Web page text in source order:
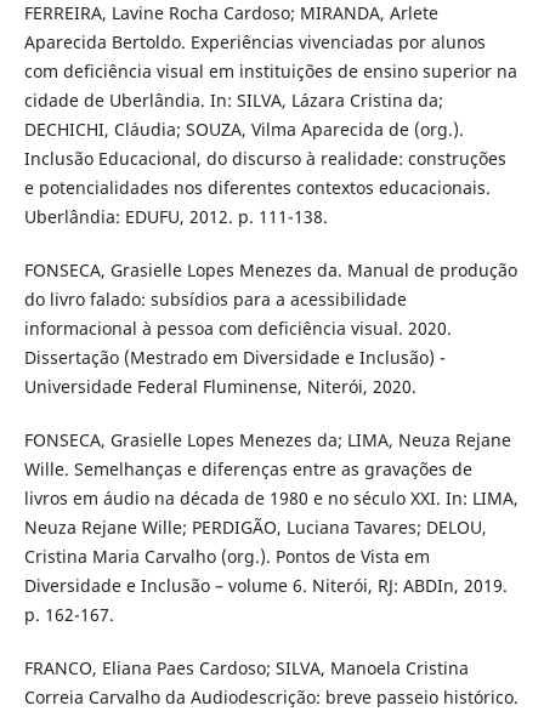
FERREIRA, Lavine Rocha Cardoso; MIRANDA, Arlete
Aparecida Bertoldo. Experiências vivenciadas por alunos
com deficiência visual em instituições de ensino superior na
cidade de Uberlândia. In: SILVA, Lázara Cristina da;
DECHICHI, Cláudia; SOUZA, Vilma Aparecida de (org.).
Inclusão Educacional, do discurso à realidade: construções
e potencialidades nos diferentes contextos educacionais.
Uberlândia: EDUFU, 2012. p. 111-138.
FONSECA, Grasielle Lopes Menezes da. Manual de produção
do livro falado: subsídios para a acessibilidade
informacional à pessoa com deficiência visual. 2020.
Dissertação (Mestrado em Diversidade e Inclusão) -
Universidade Federal Fluminense, Niterói, 2020.
FONSECA, Grasielle Lopes Menezes da; LIMA, Neuza Rejane
Wille. Semelhanças e diferenças entre as gravações de
livros em áudio na década de 1980 e no século XXI. In: LIMA,
Neuza Rejane Wille; PERDIGÃO, Luciana Tavares; DELOU,
Cristina Maria Carvalho (org.). Pontos de Vista em
Diversidade e Inclusão – volume 6. Niterói, RJ: ABDIn, 2019.
p. 162-167.
FRANCO, Eliana Paes Cardoso; SILVA, Manoela Cristina
Correia Carvalho da Audiodescrição: breve passeio histórico.